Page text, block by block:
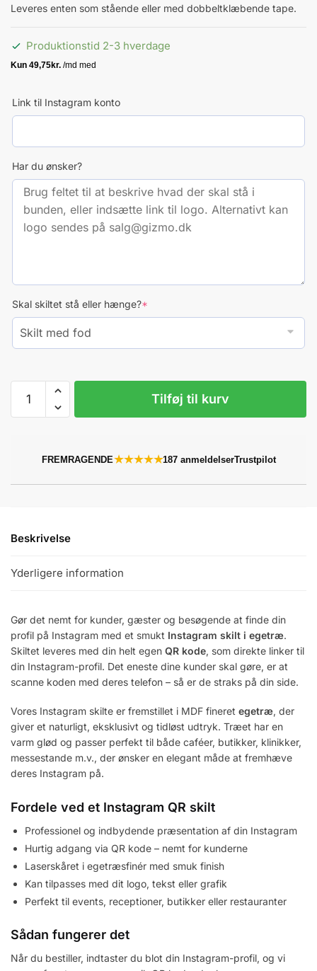
Leveres enten som stående eller med dobbeltklæbende tape.
Produktionstid 2-3 hverdage
Link til Instagram konto
Har du ønsker?
Skal skiltet stå eller hænge?*
Instagram
skilt
Tilføj til kurv
FREMRAGENDE★★★★★187 anmeldelserTrustpilot
Beskrivelse
Yderligere information
Gør det nemt for kunder, gæster og besøgende at finde din
profil på Instagram med et smukt Instagram skilt i egetræ.
Skiltet leveres med din helt egen QR kode, som direkte linker til
din Instagram-profil. Det eneste dine kunder skal gøre, er at
scanne koden med deres telefon – så er de straks på din side.
Vores Instagram skilte er fremstillet i MDF fineret egetræ, der
giver et naturligt, eksklusivt og tidløst udtryk. Træet har en
varm glød og passer perfekt til både caféer, butikker, klinikker,
messestande m.v., der ønsker en elegant måde at fremhæve
deres Instagram på.
Fordele ved et Instagram QR skilt
Professionel og indbydende præsentation af din Instagram
Hurtig adgang via QR kode – nemt for kunderne
Laserskåret i egetræsfinér med smuk finish
Kan tilpasses med dit logo, tekst eller grafik
Perfekt til events, receptioner, butikker eller restauranter
Sådan fungerer det
Når du bestiller, indtaster du blot din Instagram-profil, og vi